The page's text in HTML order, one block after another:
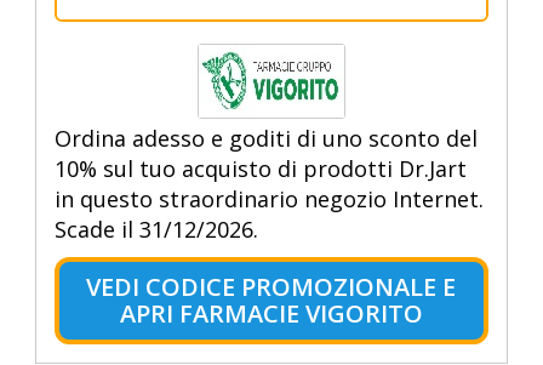
Ordina adesso e goditi di uno sconto del
10% sul tuo acquisto di prodotti Dr.Jart
in questo straordinario negozio Internet.
Scade il 31/12/2026.
VEDI CODICE PROMOZIONALE E
APRI FARMACIE VIGORITO